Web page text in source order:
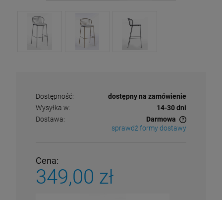
Dostępność:
dostępny na zamówienie
Wysyłka w:
14-30 dni
Dostawa:
Darmowa
Cena nie zawiera ewentualnych kosztów płatności
sprawdź formy dostawy
Cena:
349,00 zł